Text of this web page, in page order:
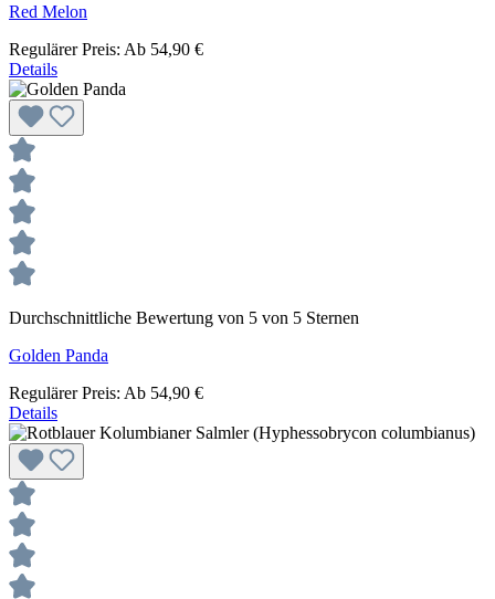
Red Melon
Regulärer Preis: Ab 54,90 €
Details
Durchschnittliche Bewertung von 5 von 5 Sternen
Golden Panda
Regulärer Preis: Ab 54,90 €
Details